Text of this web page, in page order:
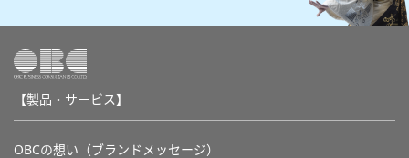
【製品・サービス】
OBCの想い（ブランドメッセージ）